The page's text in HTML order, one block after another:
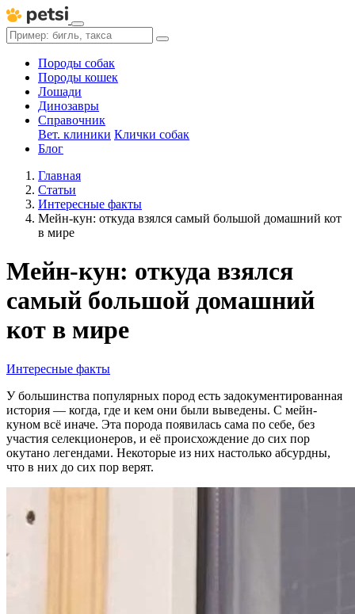
Породы собак
Породы кошек
Лошади
Динозавры
Справочник
Вет. клиники Клички собак
Блог
Главная
Статьи
Интересные факты
Мейн-кун: откуда взялся самый большой домашний кот
в мире
Мейн-кун: откуда взялся
самый большой домашний
кот в мире
Интересные факты
У большинства популярных пород есть задокументированная
история — когда, где и кем они были выведены. С мейн-
куном всё иначе. Эта порода появилась сама по себе, без
участия селекционеров, и её происхождение до сих пор
окутано легендами. Некоторые из них настолько абсурдны,
что в них до сих пор верят.